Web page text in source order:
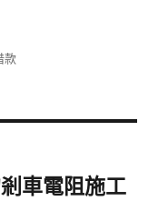
款
車電阻施工